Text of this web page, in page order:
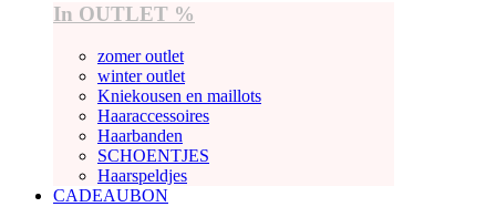
In OUTLET %
zomer outlet
winter outlet
Kniekousen en maillots
Haaraccessoires
Haarbanden
SCHOENTJES
Haarspeldjes
CADEAUBON